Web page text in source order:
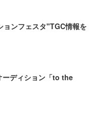
ョンフェスタ"TGC情報を
ディション「to the